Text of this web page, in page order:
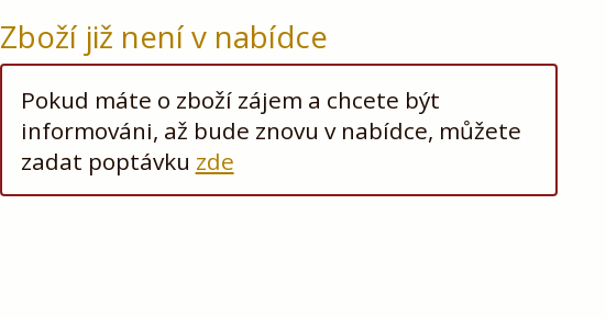
Zboží již není v nabídce
Pokud máte o zboží zájem a chcete být
informováni, až bude znovu v nabídce, můžete
zadat poptávku zde